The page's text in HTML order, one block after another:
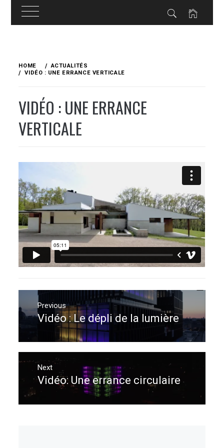
content
HOME
ACTUALITÉS
VIDÉO : UNE ERRANCE VERTICALE
VIDÉO : UNE ERRANCE
VERTICALE
Navigation
de
l’article
Previous
Previous
Vidéo : Le dépli de la lumière
Next
Next
Vidéo: Une errance circulaire